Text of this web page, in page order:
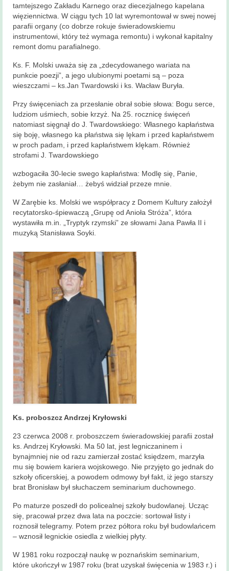
tamtejszego Zakładu Karnego oraz diecezjalnego kapelana
więziennictwa. W ciągu tych 10 lat wyremontował w swej nowej
parafii organy (co dobrze rokuje świeradowskiemu
instrumentowi, który też wymaga remontu) i wykonał kapitalny
remont domu parafialnego.
Ks. F. Molski uważa się za „zdecydowanego wariata na
punkcie poezji”, a jego ulubionymi poetami są – poza
wieszczami – ks.Jan Twardowski i ks. Wacław Buryła.
Przy święceniach za przesłanie obrał sobie słowa: Bogu serce,
ludziom uśmiech, sobie krzyż. Na 25. rocznicę święceń
natomiast sięgnął do J. Twardowskiego: Własnego kapłaństwa
się boję, własnego ka płaństwa się lękam i przed kapłaństwem
w proch padam, i przed kapłaństwem klękam. Również
strofami J. Twardowskiego
wzbogaciła 30-lecie swego kapłaństwa: Modlę się, Panie,
żebym nie zasłaniał… żebyś widział przeze mnie.
W Zarębie ks. Molski we współpracy z Domem Kultury założył
recytatorsko-śpiewaczą „Grupę od Anioła Stróża”, która
wystawiła m.in. „Tryptyk rzymski” ze słowami Jana Pawła II i
muzyką Stanisława Soyki.
Ks. proboszcz Andrzej Kryłowski
23 czerwca 2008 r. proboszczem świeradowskiej parafii został
ks. Andrzej Kryłowski. Ma 50 lat, jest legniczaninem i
bynajmniej nie od razu zamierzał zostać księdzem, marzyła
mu się bowiem kariera wojskowego. Nie przyjęto go jednak do
szkoły oficerskiej, a powodem odmowy był fakt, iż jego starszy
brat Bronisław był słuchaczem seminarium duchownego.
Po maturze poszedł do policealnej szkoły budowlanej. Ucząc
się, pracował przez dwa lata na poczcie: sortował listy i
roznosił telegramy. Potem przez półtora roku był budowlańcem
– wznosił legnickie osiedla z wielkiej płyty.
W 1981 roku rozpoczął naukę w poznańskim seminarium,
które ukończył w 1987 roku (brat uzyskał święcenia w 1983 r.) i